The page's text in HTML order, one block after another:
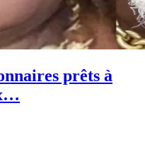
prêts à